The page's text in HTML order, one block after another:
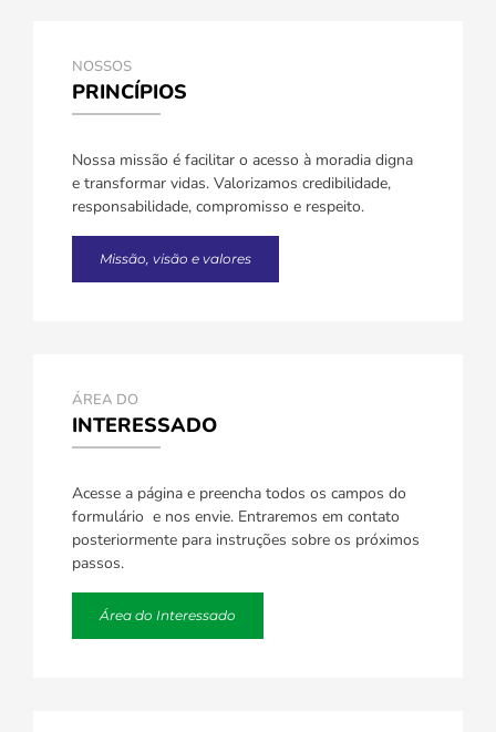
NOSSOS
PRINCÍPIOS
Nossa missão é facilitar o acesso à moradia digna
e transformar vidas. Valorizamos credibilidade,
responsabilidade, compromisso e respeito.
Missão, visão e valores
ÁREA DO
INTERESSADO
Acesse a página e preencha todos os campos do
formulário e nos envie. Entraremos em contato
posteriormente para instruções sobre os próximos
passos.
Área do Interessado